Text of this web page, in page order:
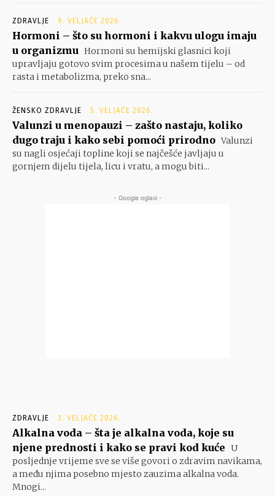
ZDRAVLJE 9. VELJAČE 2026.
Hormoni – što su hormoni i kakvu ulogu imaju
u organizmu Hormoni su hemijski glasnici koji
upravljaju gotovo svim procesima u našem tijelu – od
rasta i metabolizma, preko sna...
ŽENSKO ZDRAVLJE 5. VELJAČE 2026.
Valunzi u menopauzi – zašto nastaju, koliko
dugo traju i kako sebi pomoći prirodno Valunzi
su nagli osjećaji topline koji se najčešće javljaju u
gornjem dijelu tijela, licu i vratu, a mogu biti...
- Google oglasi -
ZDRAVLJE 3. VELJAČE 2026.
Alkalna voda – šta je alkalna voda, koje su
njene prednosti i kako se pravi kod kuće U
posljednje vrijeme sve se više govori o zdravim navikama,
a među njima posebno mjesto zauzima alkalna voda.
Mnogi...